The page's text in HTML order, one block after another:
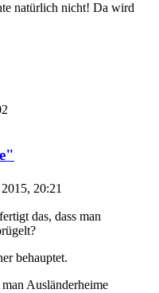
natürlich nicht! Da wird
20:21
das, dass man
behauptet.
man Ausländerheime